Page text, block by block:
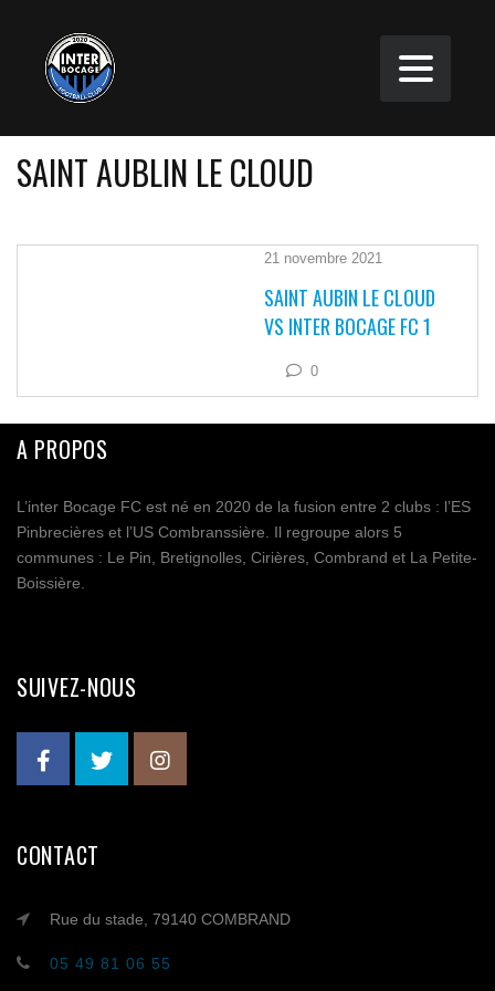
SAINT AUBLIN LE CLOUD
21 novembre 2021
SAINT AUBIN LE CLOUD
VS INTER BOCAGE FC 1
0
A PROPOS
L’inter Bocage FC est né en 2020 de la fusion entre 2 clubs : l’ES
Pinbrecières et l’US Combranssière. Il regroupe alors 5
communes : Le Pin, Bretignolles, Cirières, Combrand et La Petite-
Boissière.
SUIVEZ-NOUS
CONTACT
Rue du stade, 79140 COMBRAND
05 49 81 06 55